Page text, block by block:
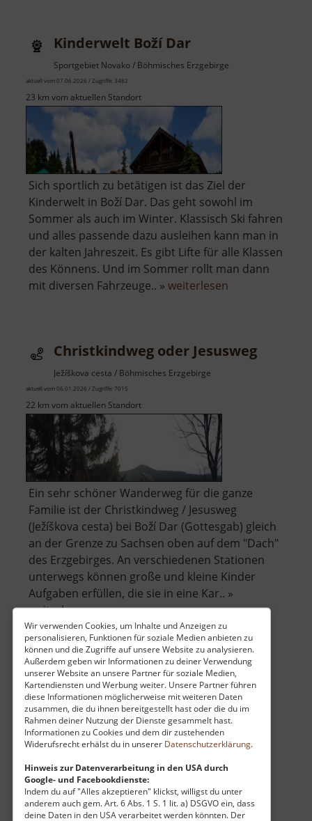
Wir verwenden Cookies, um Inhalte und Anzeigen zu
personalisieren, Funktionen für soziale Medien anbieten zu
können und die Zugriffe auf unsere Website zu analysieren.
Außerdem geben wir Informationen zu deiner Verwendung
unserer Website an unsere Partner für soziale Medien,
Kartendiensten und Werbung weiter. Unsere Partner führen
diese Informationen möglicherweise mit weiteren Daten
zusammen, die du ihnen bereitgestellt hast oder die du im
Rahmen deiner Nutzung der Dienste gesammelt hast.
Informationen zu Cookies und dem dir zustehenden
Widerufsrecht erhälst du in unserer Datenschutzerklärung.
Hinweis zur Datenverarbeitung in den USA durch
Google- und Facebookdienste:
Indem du auf "Alles akzeptieren" klickst, willigst du unter
anderem auch gem. Art. 6 Abs. 1 S. 1 lit. a) DSGVO ein, dass
deine Daten in den USA verarbeitet werden könnten. Der
Kinderwelt Boží Dar
Sportgebiet Novako / Böhmisches Erzgebirge
aktuell vom 07.06.2026 / Zugriffe: 3482
23 km vom aktuellen Standort
Sich sportlich zu betätigen ist das Ziel der
Kinderwelt in Boží Dar. Das geht sowohl im
Sommer als auch im Winter. Klassisch Ski fahren
und alles passende dazu ausleihen kann man in
der kalten Jahreszeit. Es gibt Lifte für alle Klassen
des Könnens. Und im Sommer rollt man dann
mit diversen Fahrzeuge.. » weiterlesen
Christkindweg oder Jesusweg
Ježíškova cesta / Böhmisches Erzgebirge
aktuell vom 06.01.2026 / Zugriffe: 7015
22 km vom aktuellen Standort
Ein sehr schöner Wanderweg für die ganze
Familie ist der Christkindweg / Jesusweg
(Ježíškova cesta) bei Boží Dar (Gottesgab) gleich
an der Grenze zu Sachsen oben auf dem "Dach"
des Erzgebirges. An verschiedenen Stationen
unterwegs können große und kleine Kinder
Aufgaben erfüllen, die sie in eine Kar.. »
weiterlesenüber
Christkindweg
oder
Jesusweg
Wiesenthaler K3
Mittleres Erzgebirge
aktuell vom 07.06.2026 / Zugriffe: 2650
21 km vom aktuellen Standort
Das Haus im Zentrum von Oberwiesenthal,